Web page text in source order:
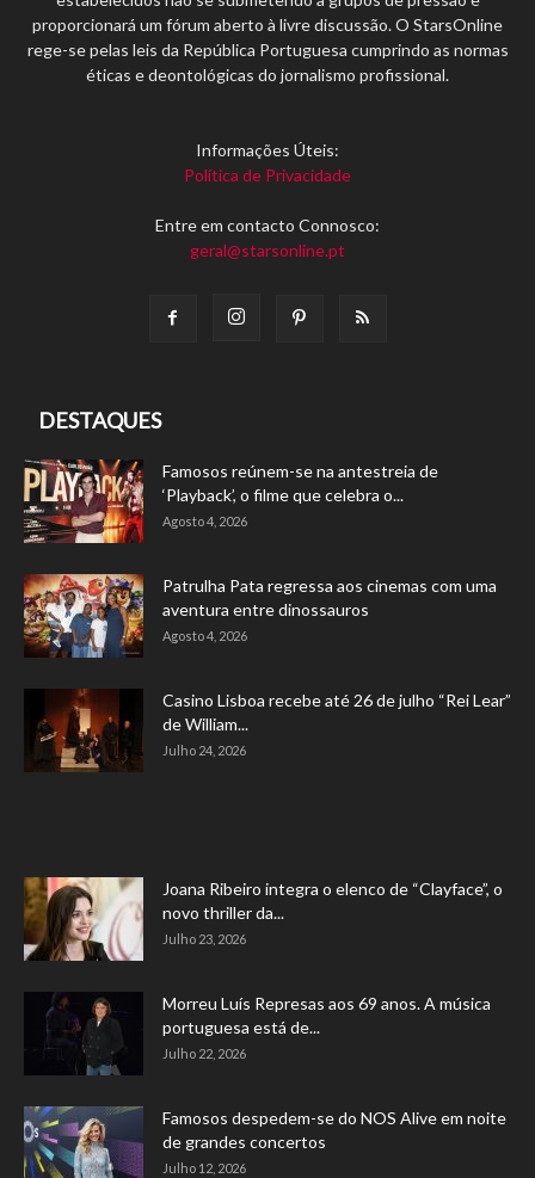
proporcionará um fórum aberto à livre discussão. O StarsOnline
rege-se pelas leis da República Portuguesa cumprindo as normas
éticas e deontológicas do jornalismo profissional.
Informações Úteis:
Política de Privacidade
Entre em contacto Connosco:
geral@starsonline.pt
DESTAQUES
Famosos reúnem-se na antestreia de
‘Playback’, o filme que celebra o...
Agosto 4, 2026
Patrulha Pata regressa aos cinemas com uma
aventura entre dinossauros
Agosto 4, 2026
Casino Lisboa recebe até 26 de julho “Rei Lear”
de William...
Julho 24, 2026
Joana Ribeiro integra o elenco de “Clayface”, o
novo thriller da...
Julho 23, 2026
Morreu Luís Represas aos 69 anos. A música
portuguesa está de...
Julho 22, 2026
Famosos despedem-se do NOS Alive em noite
de grandes concertos
Julho 12, 2026